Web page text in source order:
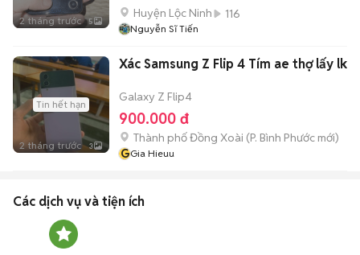
2 tháng trước 5
Huyện Lộc Ninh 116
Nguyễn Sĩ Tiến
Tin hết hạn
2 tháng trước 3
Xác Samsung Z Flip 4 Tím ae thợ lấy lk
Galaxy Z Flip4
900.000 đ
Thành phố Đồng Xoài (P. Bình Phước mới)
GGia Hieuu
Các dịch vụ và tiện ích